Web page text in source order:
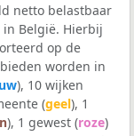
netto belastbaar
België. Hierbij
op de
worden in
), 10 wijken
(geel), 1
), 1 gewest (roze)